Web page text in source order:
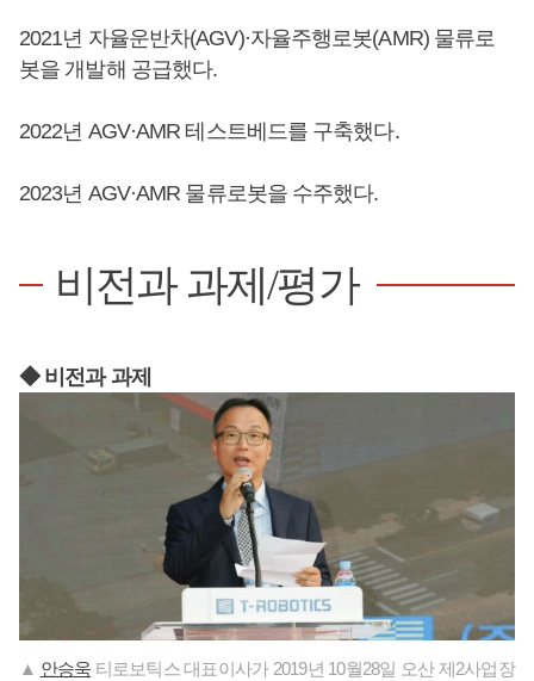
2021년 자율운반차(AGV)·자율주행로봇(AMR) 물류로
봇을 개발해 공급했다.
2022년 AGV·AMR 테스트베드를 구축했다.
2023년 AGV·AMR 물류로봇을 수주했다.
비전과 과제/평가
◆ 비전과 과제
▲ 안승욱 티로보틱스 대표이사가 2019년 10월28일 오산 제2사업장